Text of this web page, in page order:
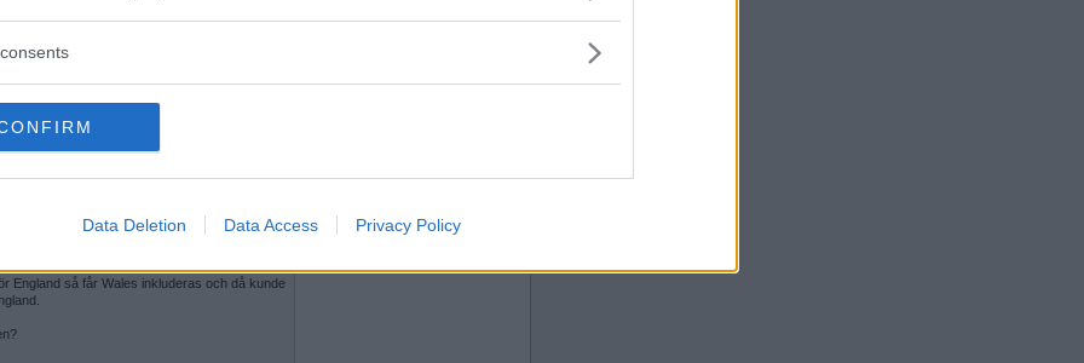
Data Deletion Data Access Privacy Policy
med England. Säger nog England och då
England så får Wales inkluderas och då kunde